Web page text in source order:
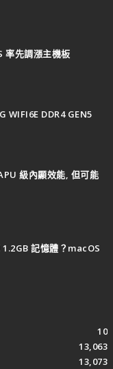
率先調漲主機板
WIFI6E DDR4 GEN5
級內顯效能, 但可能
記憶體？macOS
10
13,063
13,073